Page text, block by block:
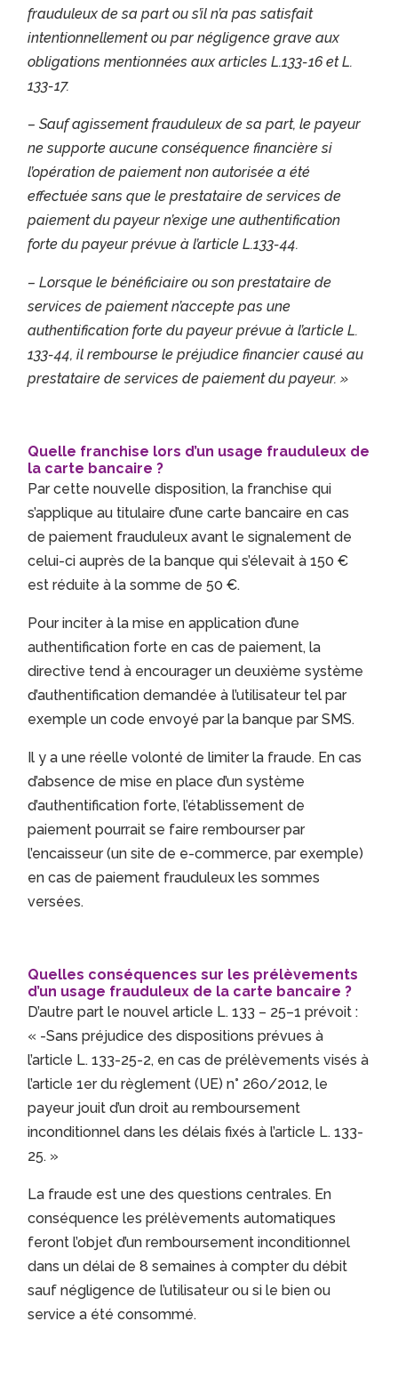
frauduleux de sa part ou s’il n’a pas satisfait
intentionnellement ou par négligence grave aux
obligations mentionnées aux articles L.133-16 et L.
133-17.
– Sauf agissement frauduleux de sa part, le payeur
ne supporte aucune conséquence financière si
l’opération de paiement non autorisée a été
effectuée sans que le prestataire de services de
paiement du payeur n’exige une authentification
forte du payeur prévue à l’article L.133-44.
– Lorsque le bénéficiaire ou son prestataire de
services de paiement n’accepte pas une
authentification forte du payeur prévue à l’article L.
133-44, il rembourse le préjudice financier causé au
prestataire de services de paiement du payeur. »
Quelle franchise lors d’un usage frauduleux de
la carte bancaire ?
Par cette nouvelle disposition, la franchise qui
s’applique au titulaire d’une carte bancaire en cas
de paiement frauduleux avant le signalement de
celui-ci auprès de la banque qui s’élevait à 150 €
est réduite à la somme de 50 €.
Pour inciter à la mise en application d’une
authentification forte en cas de paiement, la
directive tend à encourager un deuxième système
d’authentification demandée à l’utilisateur tel par
exemple un code envoyé par la banque par SMS.
Il y a une réelle volonté de limiter la fraude. En cas
d’absence de mise en place d’un système
d’authentification forte, l’établissement de
paiement pourrait se faire rembourser par
l’encaisseur (un site de e-commerce, par exemple)
en cas de paiement frauduleux les sommes
versées.
Quelles conséquences sur les prélèvements
d’un usage frauduleux de la carte bancaire ?
D’autre part le nouvel article L. 133 – 25–1 prévoit :
« -Sans préjudice des dispositions prévues à
l’article L. 133-25-2, en cas de prélèvements visés à
l’article 1er du règlement (UE) n° 260/2012, le
payeur jouit d’un droit au remboursement
inconditionnel dans les délais fixés à l’article L. 133-
25. »
La fraude est une des questions centrales. En
conséquence les prélèvements automatiques
feront l’objet d’un remboursement inconditionnel
dans un délai de 8 semaines à compter du débit
sauf négligence de l’utilisateur ou si le bien ou
service a été consommé.